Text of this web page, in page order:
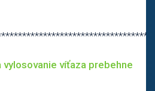
víťaza prebehne